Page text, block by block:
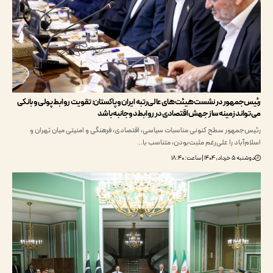
در نشست هیئت‌های عالی‌رتبه ایران و پاکستان: تقویت روابط پولی و بانکی
زمینه‌ساز جهش اقتصادی در روابط دوجانبه باشد
سطح کنونی مناسبات سیاسی، اقتصادی، فرهنگی و امنیتی میان تهران و
را علی‌رغم مثبت‌بودن، متناسب با…